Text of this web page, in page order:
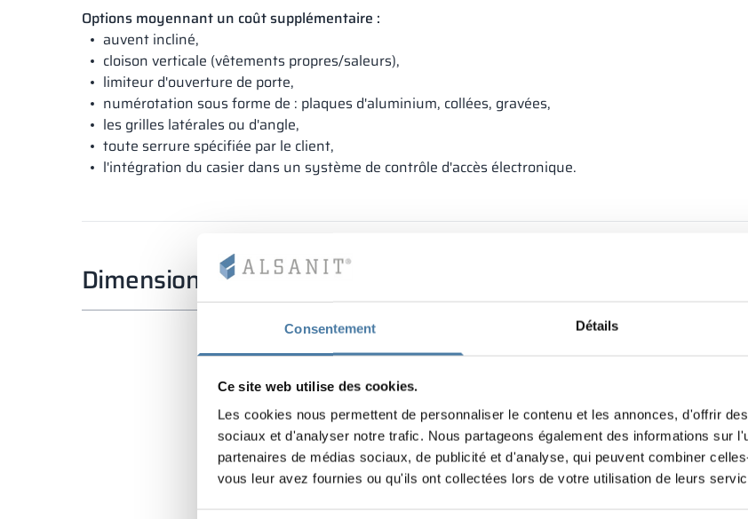
Consentement Détails
Ce site web utilise des cookies.
Les cookies nous permettent de personnaliser le contenu et les annonces, d'offrir
sociaux et d'analyser notre trafic. Nous partageons également des informations sur
partenaires de médias sociaux, de publicité et d'analyse, qui peuvent combiner
vous leur avez fournies ou qu'ils ont collectées lors de votre utilisation de leurs
Options moyennant un coût supplémentaire :
auvent incliné,
cloison verticale (vêtements propres/saleurs),
limiteur d'ouverture de porte,
numérotation sous forme de : plaques d'aluminium, collées, gravées,
les grilles latérales ou d'angle,
toute serrure spécifiée par le client,
l'intégration du casier dans un système de contrôle d'accès électronique.
Dimensions standard
Casiers de dépôt